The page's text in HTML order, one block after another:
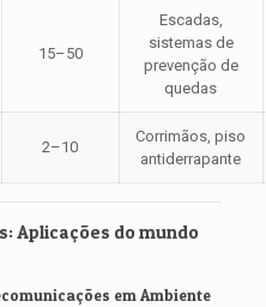
15–50
Escadas,
sistemas de
prevenção de
quedas
2–10
Corrimãos, piso
antiderrapante
Aplicações do mundo
em Ambiente